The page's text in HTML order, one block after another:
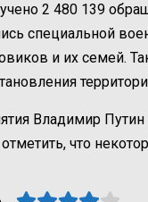
2 480 139
специальной
и их семей.
Владимир
что